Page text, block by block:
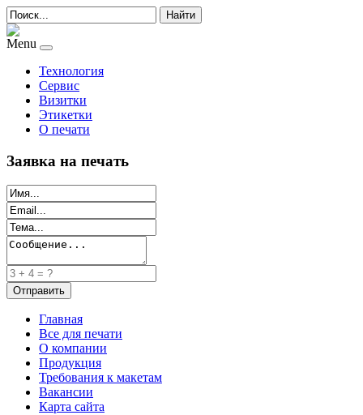
Найти
Menu
Технология
Сервис
Визитки
Этикетки
О печати
Заявка на печать
Главная
Все для печати
О компании
Продукция
Требования к макетам
Вакансии
Карта сайта